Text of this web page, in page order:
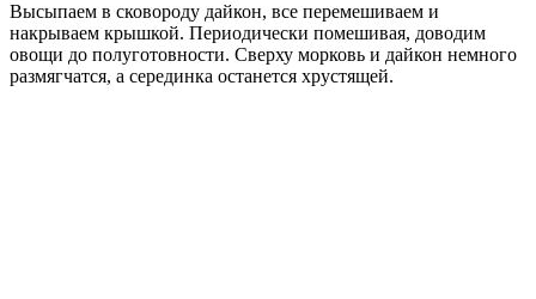
Высыпаем в сковороду дайкон, все перемешиваем и
накрываем крышкой. Периодически помешивая, доводим
овощи до полуготовности. Сверху морковь и дайкон немного
размягчатся, а серединка останется хрустящей.